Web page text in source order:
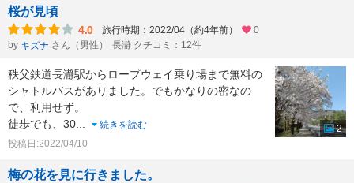
桜が見頃
4.0 旅行時期：2022/04（約4年前）
0
by キズナ さん（男性） 長瀞 クチコミ：12件
秩父鉄道長瀞駅からロープウェイ乗り場まで無料の
シャトルバスがありました。でもかなりの密なの
で、利用せず。
徒歩でも、30...
続きを読む
投稿日:2022/04/10
2
梅の花を見に行きました。